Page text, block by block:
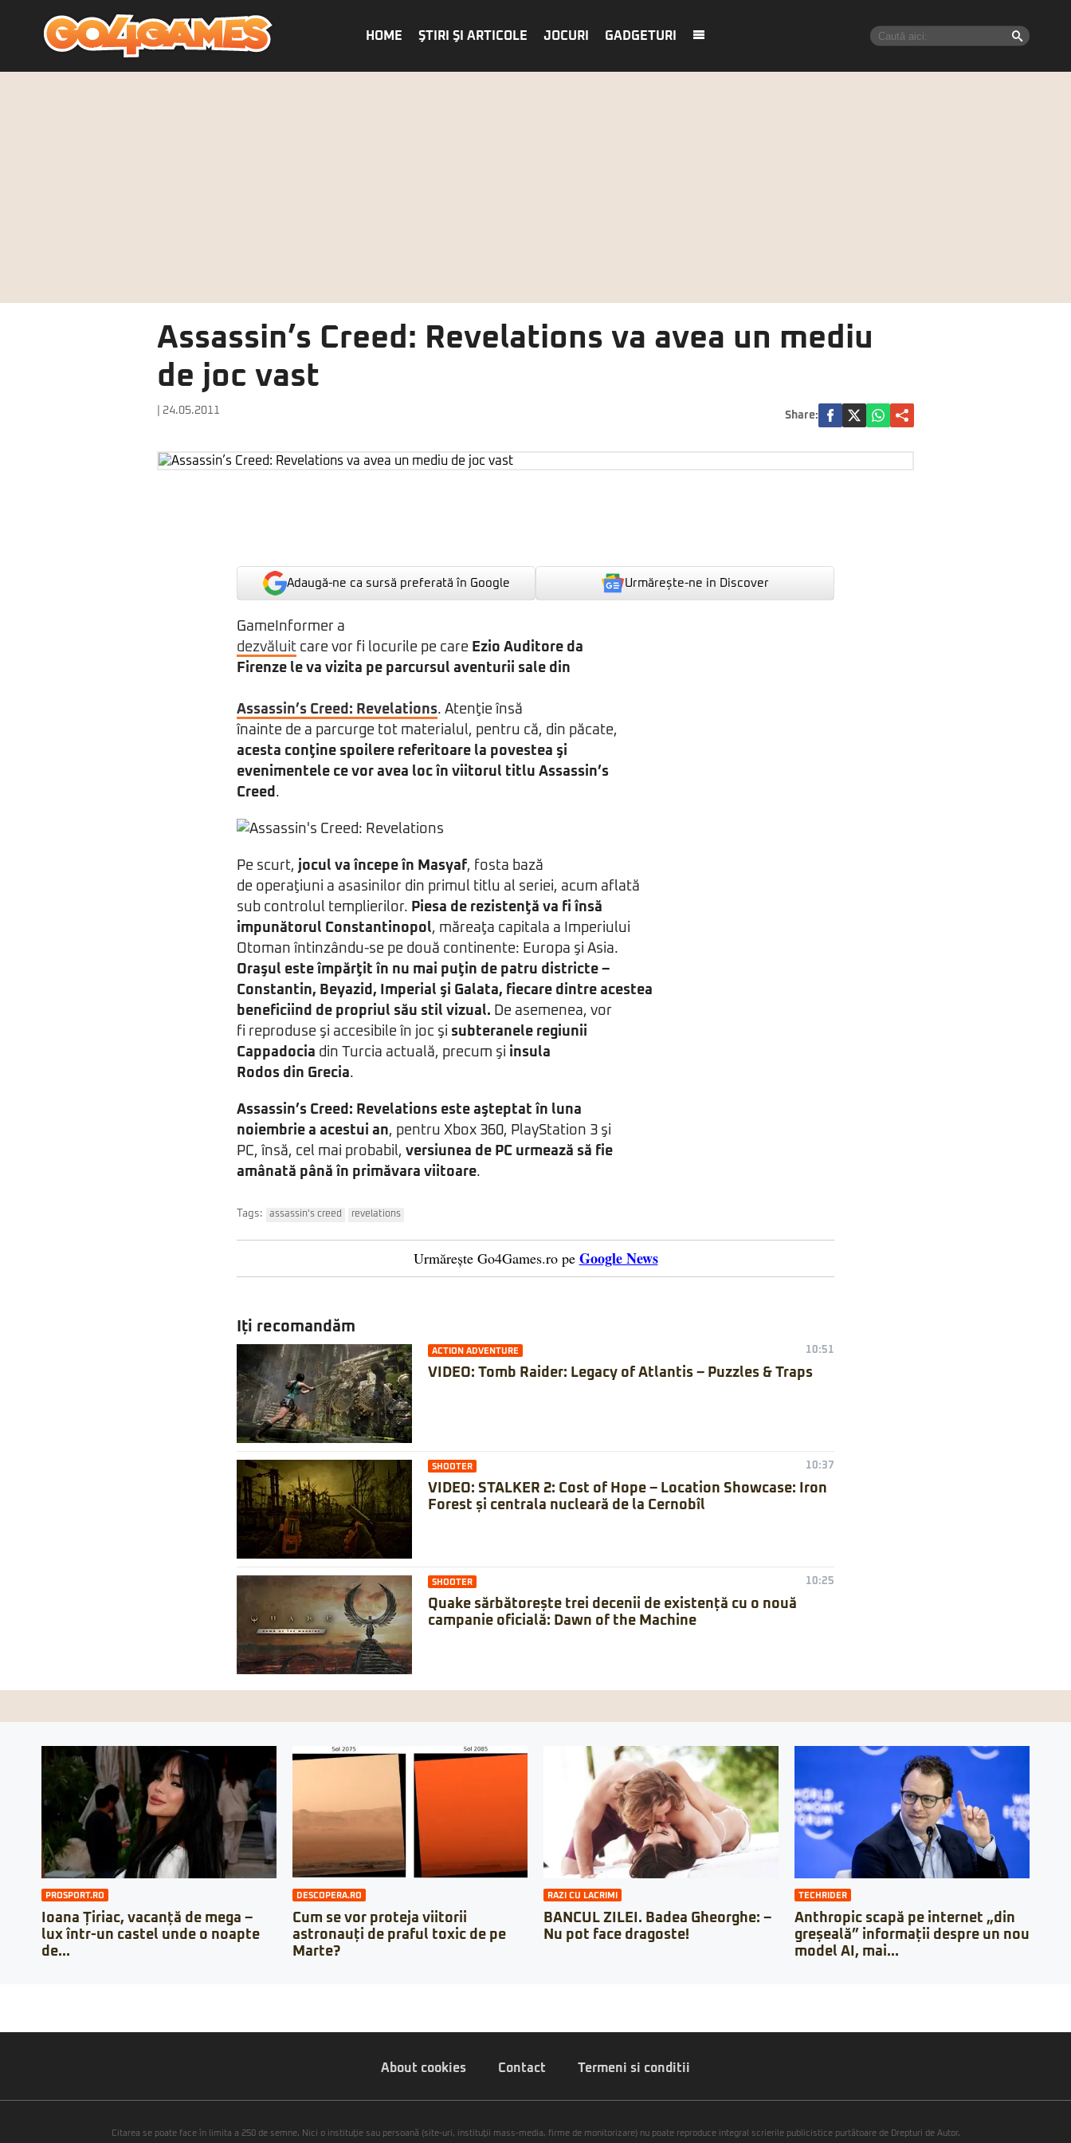
HOME ŞTIRI ŞI ARTICOLE JOCURI GADGETURI
Assassin’s Creed: Revelations va avea un mediu
de joc vast
| 24.05.2011 Share:
Adaugă-ne ca sursă preferată în Google Urmărește-ne in Discover
GameInformer a
dezvăluit care vor fi locurile pe care Ezio Auditore da
Firenze le va vizita pe parcursul aventurii sale din
Assassin’s Creed: Revelations. Atenţie însă
înainte de a parcurge tot materialul, pentru că, din păcate,
acesta conţine spoilere referitoare la povestea şi
evenimentele ce vor avea loc în viitorul titlu Assassin’s
Creed .
Pe scurt, jocul va începe în Masyaf, fosta bază
de operaţiuni a asasinilor din primul titlu al seriei, acum aflată
sub controlul templierilor. Piesa de rezistenţă va fi însă
impunătorul Constantinopol, măreaţa capitala a Imperiului
Otoman întinzându-se pe două continente: Europa şi Asia.
Oraşul este împărţit în nu mai puţin de patru districte –
Constantin, Beyazid, Imperial şi Galata, fiecare dintre acestea
beneficiind de propriul său stil vizual. De asemenea, vor
fi reproduse şi accesibile în joc şi subteranele regiunii
Cappadocia din Turcia actuală, precum şi insula
Rodos din Grecia.
Assassin’s Creed: Revelations este aşteptat în luna
noiembrie a acestui an, pentru Xbox 360, PlayStation 3 şi
PC, însă, cel mai probabil, versiunea de PC urmează să fie
amânată până în primăvara viitoare.
Tags: assassin's creed revelations
Urmărește Go4Games.ro pe Google News
Iți recomandăm
ACTION ADVENTURE 10:51
VIDEO: Tomb Raider: Legacy of Atlantis – Puzzles & Traps
SHOOTER 10:37
VIDEO: STALKER 2: Cost of Hope – Location Showcase: Iron
Forest și centrala nucleară de la Cernobîl
SHOOTER 10:25
Quake sărbătorește trei decenii de existență cu o nouă
campanie oficială: Dawn of the Machine
PROSPORT.RO
Ioana Țiriac, vacanță de mega –
lux într-un castel unde o noapte
de...
DESCOPERA.RO
Cum se vor proteja viitorii
astronauți de praful toxic de pe
Marte?
RAZI CU LACRIMI
BANCUL ZILEI. Badea Gheorghe: –
Nu pot face dragoste!
TECHRIDER
Anthropic scapă pe internet „din
greșeală” informații despre un nou
model AI, mai...
About cookies Contact Termeni si conditii
Citarea se poate face în limita a 250 de semne. Nici o instituţie sau persoană (site-uri, instituţii mass-media, firme de monitorizare) nu poate reproduce integral scrierile publicistice purtătoare de Drepturi de Autor.